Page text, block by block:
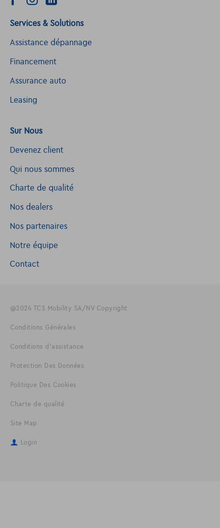
Services & Solutions
Assistance dépannage
Financement
Assurance auto
Leasing
Sur Nous
Devenez client
Qui nous sommes
Charte de qualité
Nos dealers
Nos partenaires
Notre équipe
Contact
@2024 TCS Mobility SA/NV Copyright
Conditions Générales
Conditions d'assistance
Protection Des Données
Politique Des Cookies
Charte de qualité
Site Map
Login